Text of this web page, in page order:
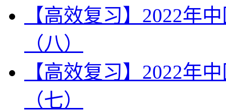
【高效复习】2022年
（八）
【高效复习】2022年
（七）